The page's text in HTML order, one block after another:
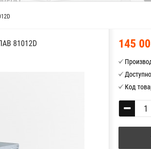
81012D 145
Код